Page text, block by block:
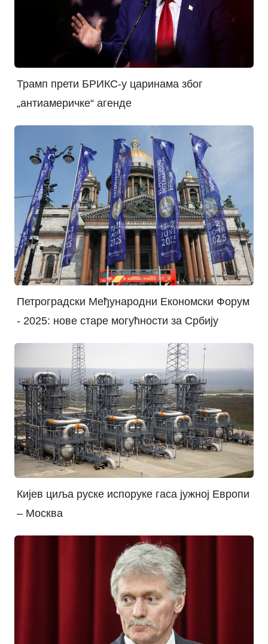
Трамп прети БРИКС-у царинама због
„антиамеричке“ агенде
Петроградски Међународни Економски Форум
- 2025: нове старе могућности за Србију
Кијев циља руске испоруке гаса јужној Европи
– Москва